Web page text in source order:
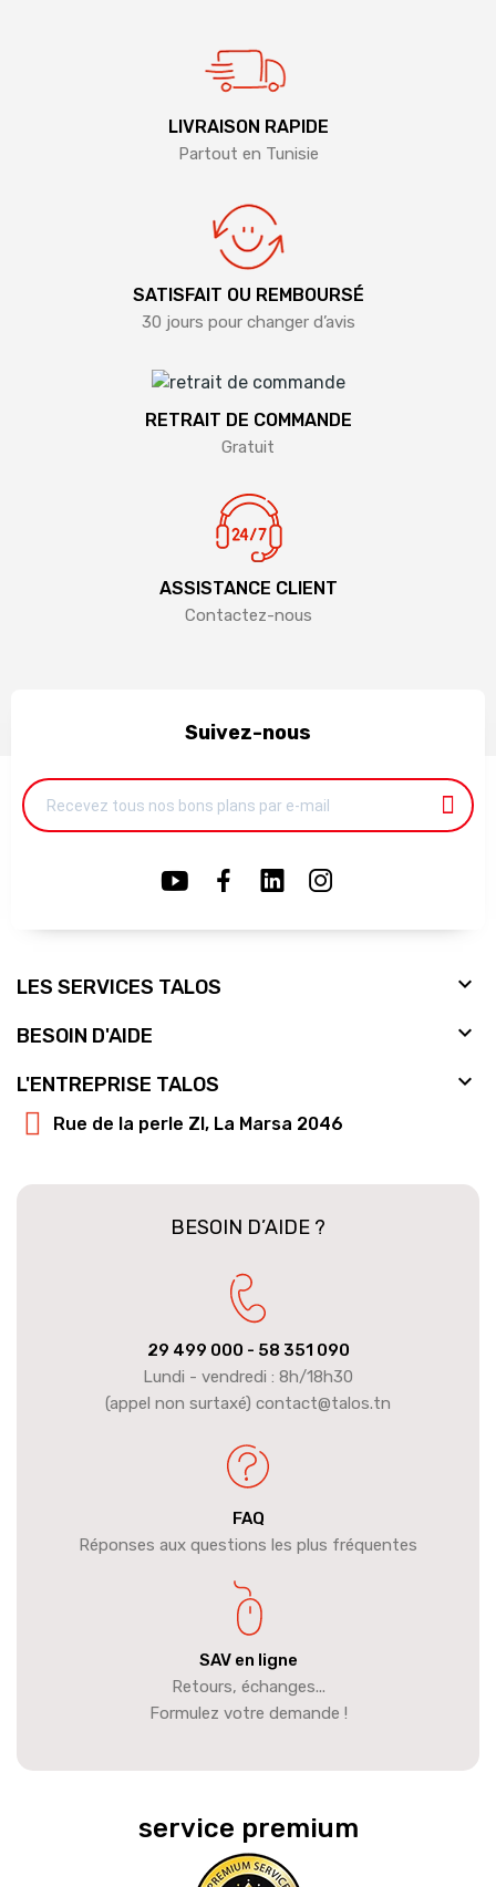
LIVRAISON RAPIDE
Partout en Tunisie
SATISFAIT OU REMBOURSÉ
30 jours pour changer d’avis
RETRAIT DE COMMANDE
Gratuit
ASSISTANCE CLIENT
Contactez-nous
Suivez-nous
LES SERVICES TALOS 
BESOIN D'AIDE 
L'ENTREPRISE TALOS 
Rue de la perle ZI, La Marsa 2046
BESOIN D’AIDE ?
29 499 000 - 58 351 090
Lundi - vendredi : 8h/18h30
(appel non surtaxé) contact@talos.tn
FAQ
Réponses aux questions les plus fréquentes
SAV en ligne
Retours, échanges...
Formulez votre demande !
service premium